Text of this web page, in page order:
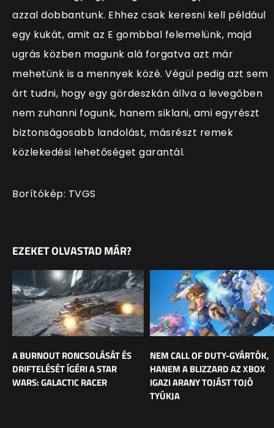
azzal dobbantunk. Ehhez csak keresni kell például
egy kukát, amit az E gombbal felemelünk, majd
ugrás közben magunk alá forgatva azt már
mehetünk is a mennyek közé. Végül pedig azt sem
árt tudni, hogy egy gördeszkán állva a levegőben
nem zuhanni fogunk, hanem siklani, ami egyrészt
biztonságosabb landolást, másrészt remek
közlekedési lehetőséget garantál.
Borítókép: TVGS
EZEKET OLVASTAD MÁR?
A BURNOUT RONCSOLÁSÁT ÉS
DRIFTELÉSÉT ÍGÉRI A STAR
WARS: GALACTIC RACER
NEM CALL OF DUTY-GYÁRTÓK,
HANEM A BLIZZARD AZ XBOX
IGAZI ARANY TOJÁST TOJÓ
TYÚKJA